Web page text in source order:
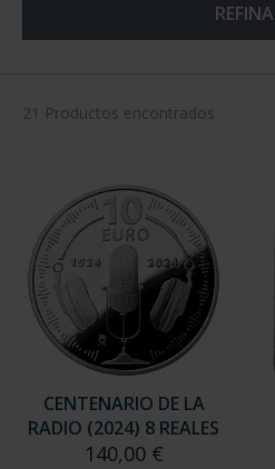
21 Productos encontrados
CENTENARIO DE LA
RADIO (2024) 8 REALES
140,00 €